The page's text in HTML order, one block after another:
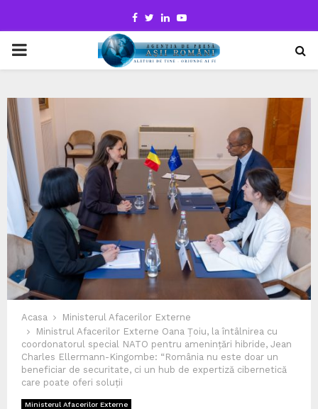
Facebook
TwitterLinkedinYoutube
PRIMARY
Acasa
Ministerul Afacerilor Externe
Ministrul Afacerilor Externe Oana Țoiu, la întâlnirea cu
coordonatorul special NATO pentru amenințări hibride, Jean
Charles Ellermann-Kingombe: “România nu este doar un
beneficiar de securitate, ci un hub de expertiză cibernetică
care poate oferi soluții
Ministerul Afacerilor Externe